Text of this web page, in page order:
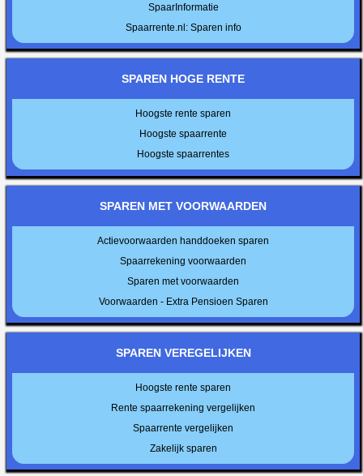
SpaarInformatie
Spaarrente.nl: Sparen info
SPAREN HOGE RENTE
Hoogste rente sparen
Hoogste spaarrente
Hoogste spaarrentes
SPAREN MET VOORWAARDEN
Actievoorwaarden handdoeken sparen
Spaarrekening voorwaarden
Sparen met voorwaarden
Voorwaarden - Extra Pensioen Sparen
SPAREN VEREGELIJKEN
Hoogste rente sparen
Rente spaarrekening vergelijken
Spaarrente vergelijken
Zakelijk sparen